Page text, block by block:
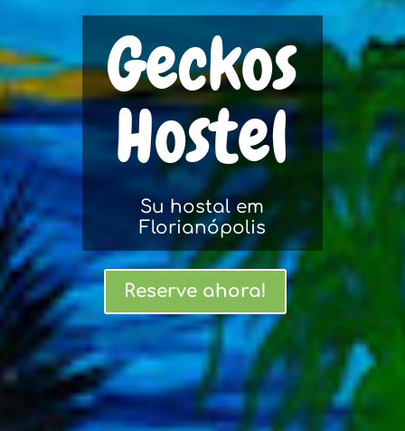
Geckos
Hostel
Su hostal em
Florianópolis
Reserve ahora!